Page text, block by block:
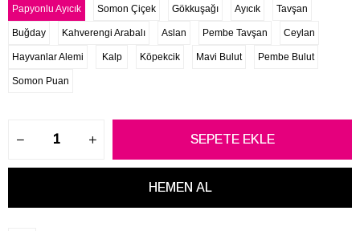
Papyonlu Ayıcık Somon Çiçek Gökkuşağı Ayıcık Tavşan
Buğday Kahverengi Arabalı Aslan Pembe Tavşan Ceylan
Hayvanlar Alemi Kalp Köpekcik Mavi Bulut Pembe Bulut
Somon Puan